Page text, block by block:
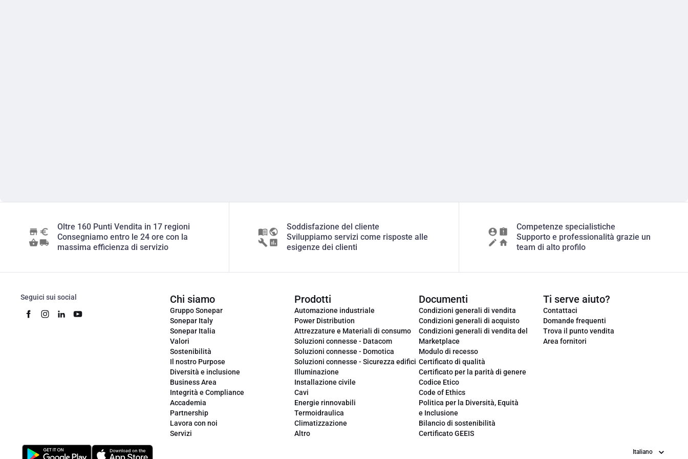
Oltre 160 Punti Vendita in 17 regioni
Consegniamo entro le 24 ore con la
massima efficienza di servizio
Soddisfazione del cliente
Sviluppiamo servizi come risposte alle
esigenze dei clienti
Competenze specialistiche
Supporto e professionalità grazie un
team di alto profilo
Seguici sui social Chi siamo
Gruppo Sonepar
Sonepar Italy
Sonepar Italia
Valori
Sostenibilità
Il nostro Purpose
Diversità e inclusione
Business Area
Integrità e Compliance
Accademia
Partnership
Lavora con noi
Servizi
Prodotti
Automazione industriale
Power Distribution
Attrezzature e Materiali di consumo
Soluzioni connesse - Datacom
Soluzioni connesse - Domotica
Soluzioni connesse - Sicurezza edifici
Illuminazione
Installazione civile
Cavi
Energie rinnovabili
Termoidraulica
Climatizzazione
Altro
Documenti
Condizioni generali di vendita
Condizioni generali di acquisto
Condizioni generali di vendita del
Marketplace
Modulo di recesso
Certificato di qualità
Certificato per la parità di genere
Codice Etico
Code of Ethics
Politica per la Diversità, Equità
e Inclusione
Bilancio di sostenibilità
Certificato GEEIS
Ti serve aiuto?
Contattaci
Domande frequenti
Trova il punto vendita
Area fornitori
Lingua